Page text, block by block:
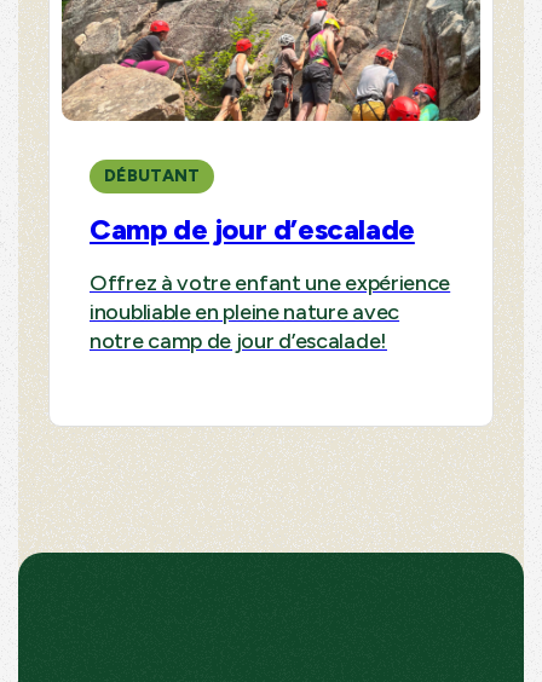
DÉBUTANT
Camp de jour d’escalade
Offrez à votre enfant une expérience
inoubliable en pleine nature avec
notre camp de jour d’escalade!